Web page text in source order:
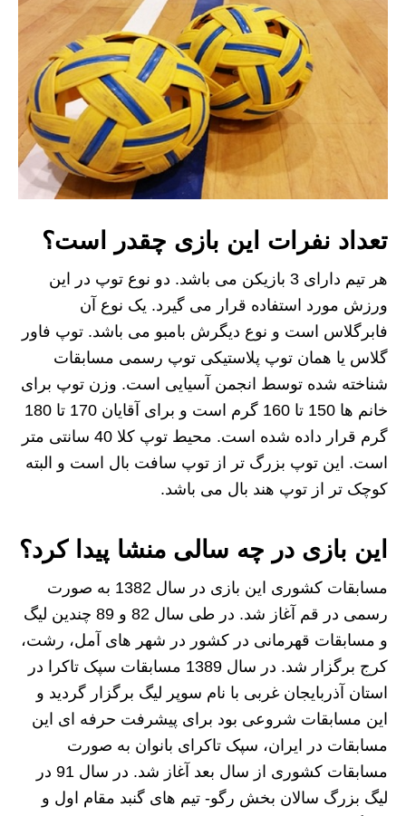
تعداد نفرات این بازی چقدر است؟
هر تیم دارای 3 بازیکن می باشد. دو نوع توپ در این
ورزش مورد استفاده قرار می گیرد. یک نوع آن
فابرگلاس است و نوع دیگرش بامبو می باشد. توپ فاور
گلاس یا همان توپ پلاستیکی توپ رسمی مسابقات
شناخته شده توسط انجمن آسیایی است. وزن توپ برای
خانم ها 150 تا 160 گرم است و برای آقایان 170 تا 180
گرم قرار داده شده است. محیط توپ کلا 40 سانتی متر
است. این توپ بزرگ تر از توپ سافت بال است و البته
کوچک تر از توپ هند بال می باشد.
این بازی در چه سالی منشا پیدا کرد؟
مسابقات کشوری این بازی در سال 1382 به صورت
رسمی در قم آغاز شد. در طی سال 82 و 89 چندین لیگ
و مسابقات قهرمانی در کشور در شهر های آمل، رشت،
کرج برگزار شد. در سال 1389 مسابقات سپک تاکرا در
استان آذربایجان غربی با نام سوپر لیگ برگزار گردید و
این مسابقات شروعی بود برای پیشرفت حرفه ای این
مسابقات در ایران، سپک تاکرای بانوان به صورت
مسابقات کشوری از سال بعد آغاز شد. در سال 91 در
لیگ بزرگ سالان بخش رگو- تیم های گنبد مقام اول و